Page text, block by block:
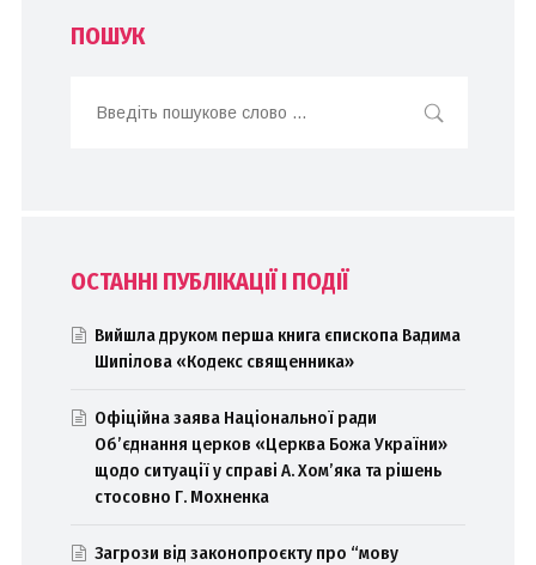
ПОШУК
ОСТАННІ ПУБЛІКАЦІЇ І ПОДІЇ
Вийшла друком перша книга єпископа Вадима
Шипілова «Кодекс священника»
Офіційна заява Національної ради
Об’єднання церков «Церква Божа України»
щодо ситуації у справі А. Хом’яка та рішень
стосовно Г. Мохненка
Загрози від законопроєкту про “мову